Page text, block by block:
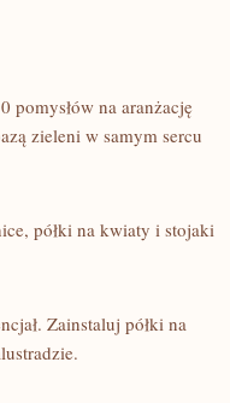
pomysłów na aranżację
zieleni w samym sercu
półki na kwiaty ⁣i ⁢stojaki
Zainstaluj półki na